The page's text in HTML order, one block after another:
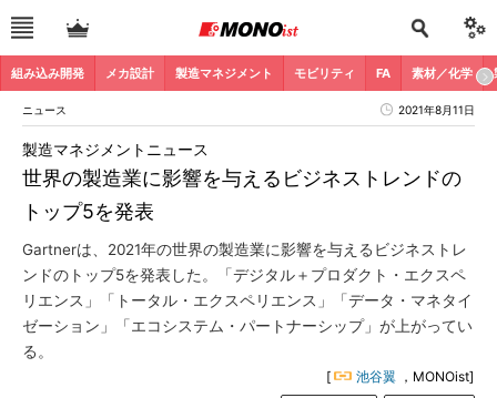
組み込み開発 メカ設計 製造マネジメント モビリティ FA 素材／化学
ニュース 2021年8月11日
世界の製造業に影響を与えるビジネストレンドの
トップ5を発表
製造マネジメントニュース
Gartnerは、2021年の世界の製造業に影響を与えるビジネストレ
ンドのトップ5を発表した。「デジタル＋プロダクト・エクスペ
リエンス」「トータル・エクスペリエンス」「データ・マネタイ
ゼーション」「エコシステム・パートナーシップ」が上がってい
る。
[ 池谷翼 ，MONOist]